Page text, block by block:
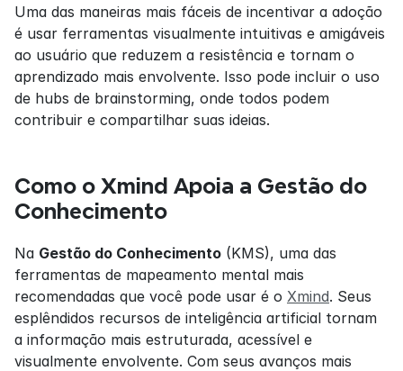
Uma das maneiras mais fáceis de incentivar a adoção
é usar ferramentas visualmente intuitivas e amigáveis
ao usuário que reduzem a resistência e tornam o
aprendizado mais envolvente. Isso pode incluir o uso
de hubs de brainstorming, onde todos podem
contribuir e compartilhar suas ideias.
Como o Xmind Apoia a Gestão do
Conhecimento
Na Gestão do Conhecimento (KMS), uma das
ferramentas de mapeamento mental mais
recomendadas que você pode usar é o Xmind. Seus
esplêndidos recursos de inteligência artificial tornam
a informação mais estruturada, acessível e
visualmente envolvente. Com seus avanços mais